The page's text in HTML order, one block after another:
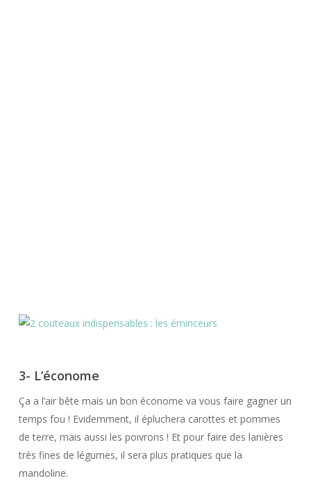
3- L’économe
Ça a l’air bête mais un bon économe va vous faire gagner un
temps fou ! Evidemment, il épluchera carottes et pommes
de terre, mais aussi les poivrons ! Et pour faire des lanières
très fines de légumes, il sera plus pratiques que la
mandoline.